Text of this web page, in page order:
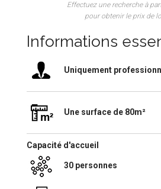
Effectuez une recherche à
pour obtenir le prix de
Informations
Uniquement
Une surface de 80m²
Capacité d'accueil
30 personnes